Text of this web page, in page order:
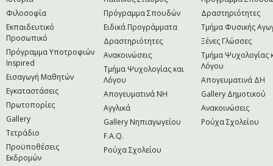
Φιλοσοφία
Εκπαιδευτικό
Προσωπικό
Πρόγραμμα Υποτροφιών
Inspired
Εισαγωγή Μαθητών
Εγκαταστάσεις
Πρωτοπορίες
Gallery
Τετράδιο
Προϋποθέσεις
Εκδρομών
Πρόγραμμα Σπουδών
Ειδικά Προγράμματα
Δραστηριότητες
Ανακοινώσεις
Τμήμα Ψυχολογίας και
Λόγου
Απογευματινά NH
Αγγλικά
Gallery Νηπιαγωγείου
F.A.Q.
Ρούχα Σχολείου
Δραστηριότητες
Τμήμα Φυσικής
Ξένες Γλώσσες
Τμήμα Ψυχολογίας
Λόγου
Απογευματινά ΔΗ
Gallery Δημοτικού
Ανακοινώσεις
Ρούχα Σχολείου